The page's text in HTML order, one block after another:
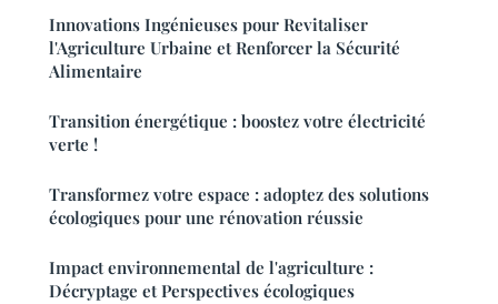
Innovations Ingénieuses pour Revitaliser
l'Agriculture Urbaine et Renforcer la Sécurité
Alimentaire
Transition énergétique : boostez votre électricité
verte !
Transformez votre espace : adoptez des solutions
écologiques pour une rénovation réussie
Impact environnemental de l'agriculture :
Décryptage et Perspectives écologiques